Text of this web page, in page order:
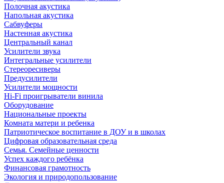
Полочная акустика
Напольная акустика
Сабвуферы
Настенная акустика
Центральный канал
Усилители звука
Интегральные усилители
Стереоресиверы
Предусилители
Усилители мощности
Hi-Fi проигрыватели винила
Оборудование
Национальные проекты
Комната матери и ребенка
Патриотическое воспитание в ДОУ и в школах
Цифровая образовательная среда
Семья. Семейные ценности
Успех каждого ребёнка
Финансовая грамотность
Экология и природопользование